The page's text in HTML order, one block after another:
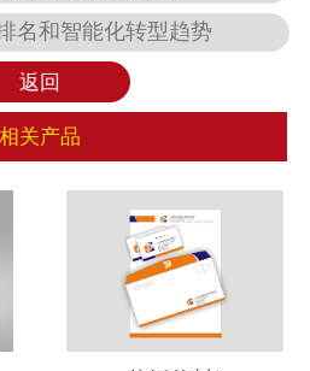
名和智能化转型趋势
返回
相关产品